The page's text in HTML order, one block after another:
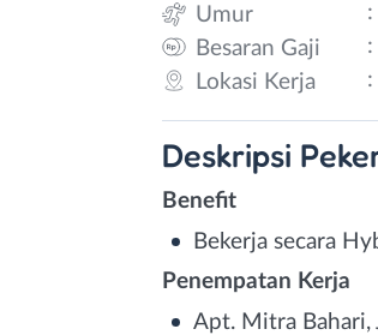
Umur
:
Besaran Gaji
:
Lokasi Kerja
:
Deskripsi
Benefit
Bekerja secara
Penempatan Kerja
Apt. Mitra Bahari,